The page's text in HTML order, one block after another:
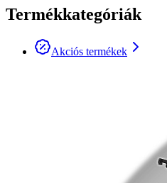
Termékkategóriák
Akciós termékek